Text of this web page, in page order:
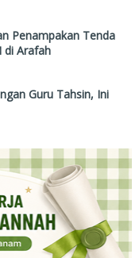
Penampakan Tenda
di Arafah
Guru Tahsin, Ini